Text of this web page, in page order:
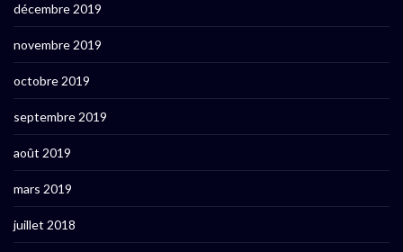
décembre 2019
novembre 2019
octobre 2019
septembre 2019
août 2019
mars 2019
juillet 2018